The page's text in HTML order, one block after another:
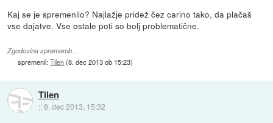
Kaj se je spremenilo? Najlažje pridež čez carino tako, da plačaš
vse dajatve. Vse ostale poti so bolj problematične.
Zgodovina sprememb…
spremenil:Tilen(8. dec 2013 ob 15:23)
Tilen
::8. dec 2013, 15:32